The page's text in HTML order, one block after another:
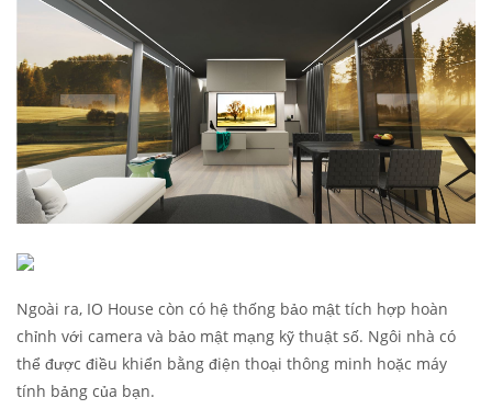
Ngoài ra, IO House còn có hệ thống bảo mật tích hợp hoàn
chỉnh với camera và bảo mật mạng kỹ thuật số. Ngôi nhà có
thể được điều khiển bằng điện thoại thông minh hoặc máy
tính bảng của bạn.